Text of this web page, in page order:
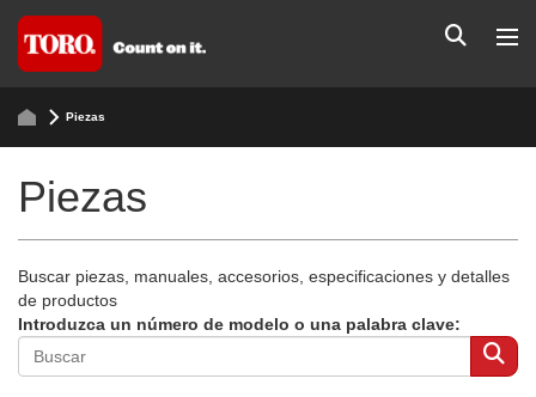
Piezas
Piezas
Buscar piezas, manuales, accesorios, especificaciones y detalles
de productos
Introduzca un número de modelo o una palabra clave: